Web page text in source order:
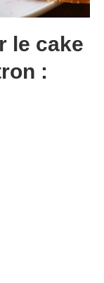
le cake
: